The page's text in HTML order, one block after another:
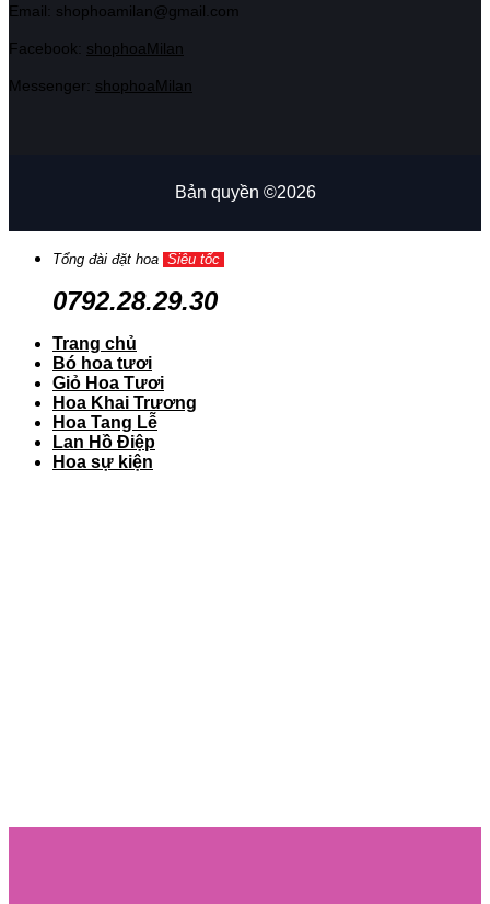
Email: shophoamilan@gmail.com
Facebook: shophoaMilan
Messenger: shophoaMilan
Bản quyền ©2026
Tổng đài đặt hoa Siêu tốc
0792.28.29.30
Trang chủ
Bó hoa tươi
Giỏ Hoa Tươi
Hoa Khai Trương
Hoa Tang Lễ
Lan Hồ Điệp
Hoa sự kiện